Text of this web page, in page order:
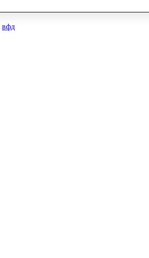
вфд